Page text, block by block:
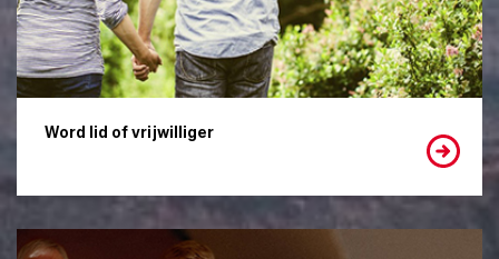
Word lid of vrijwilliger